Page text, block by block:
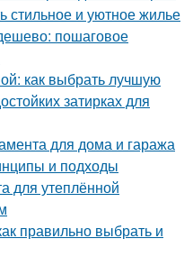
стильное и уютное жилье
пошаговое
как выбрать лучшую
затирках для
для дома и гаража
и подходы
для утеплённой
правильно выбрать и